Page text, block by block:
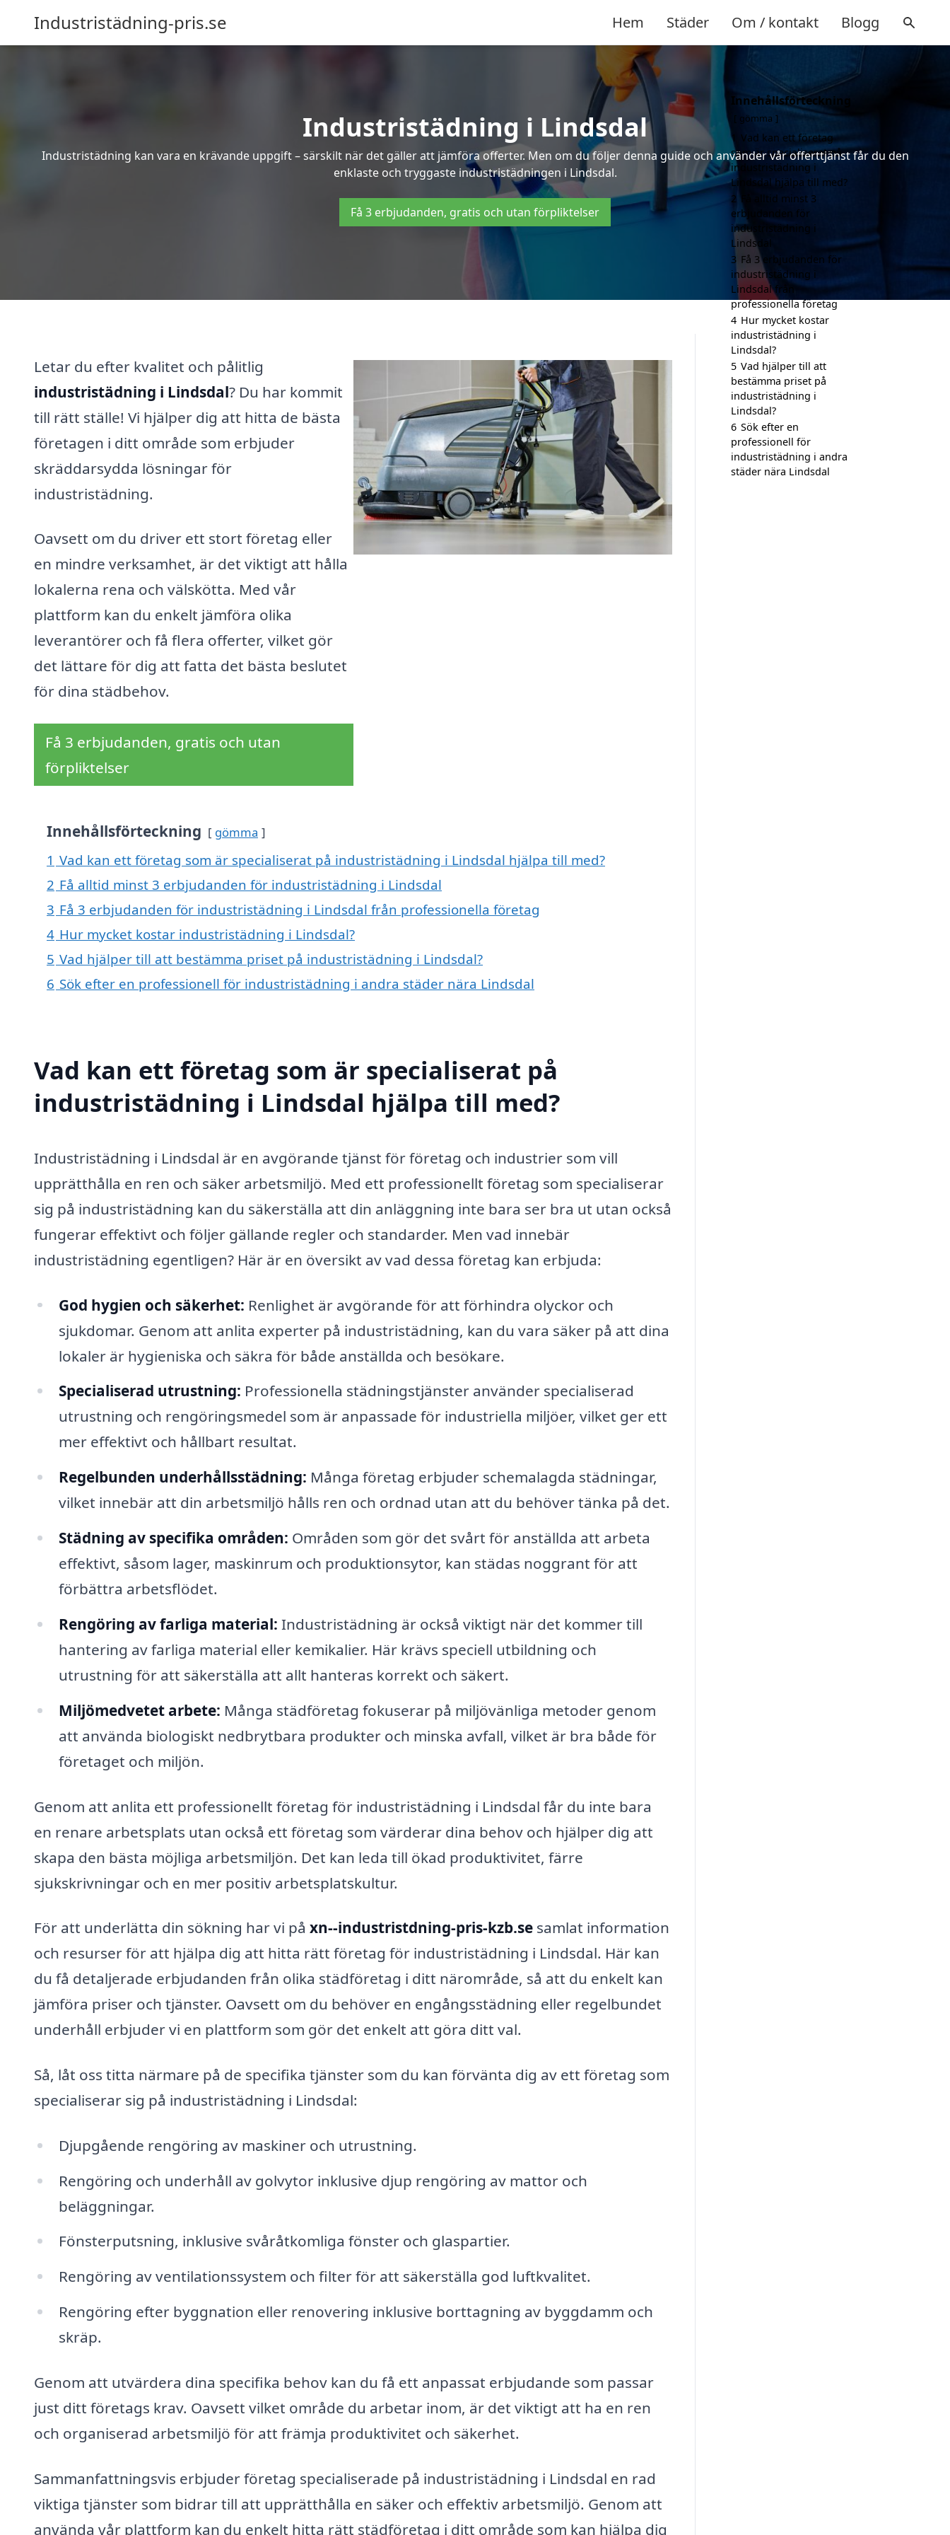
Industristädning-pris.se Hem Städer Om / kontakt Blogg
Industristädning i Lindsdal
Industristädning kan vara en krävande uppgift – särskilt när det gäller att jämföra offerter. Men om du följer denna guide och använder vår offerttjänst får du den
enklaste och tryggaste industristädningen i Lindsdal.
Få 3 erbjudanden, gratis och utan förpliktelser
Letar du efter kvalitet och pålitlig
industristädning i Lindsdal? Du har kommit
till rätt ställe! Vi hjälper dig att hitta de bästa
företagen i ditt område som erbjuder
skräddarsydda lösningar för
industristädning.
Oavsett om du driver ett stort företag eller
en mindre verksamhet, är det viktigt att hålla
lokalerna rena och välskötta. Med vår
plattform kan du enkelt jämföra olika
leverantörer och få flera offerter, vilket gör
det lättare för dig att fatta det bästa beslutet
för dina städbehov.
Få 3 erbjudanden, gratis och utan
förpliktelser
Innehållsförteckning gömma
1 Vad kan ett företag som är specialiserat på industristädning i Lindsdal hjälpa till med?
2 Få alltid minst 3 erbjudanden för industristädning i Lindsdal
3 Få 3 erbjudanden för industristädning i Lindsdal från professionella företag
4 Hur mycket kostar industristädning i Lindsdal?
5 Vad hjälper till att bestämma priset på industristädning i Lindsdal?
6 Sök efter en professionell för industristädning i andra städer nära Lindsdal
Vad kan ett företag som är specialiserat på
industristädning i Lindsdal hjälpa till med?
Industristädning i Lindsdal är en avgörande tjänst för företag och industrier som vill
upprätthålla en ren och säker arbetsmiljö. Med ett professionellt företag som specialiserar
sig på industristädning kan du säkerställa att din anläggning inte bara ser bra ut utan också
fungerar effektivt och följer gällande regler och standarder. Men vad innebär
industristädning egentligen? Här är en översikt av vad dessa företag kan erbjuda:
God hygien och säkerhet: Renlighet är avgörande för att förhindra olyckor och
sjukdomar. Genom att anlita experter på industristädning, kan du vara säker på att dina
lokaler är hygieniska och säkra för både anställda och besökare.
Specialiserad utrustning: Professionella städningstjänster använder specialiserad
utrustning och rengöringsmedel som är anpassade för industriella miljöer, vilket ger ett
mer effektivt och hållbart resultat.
Regelbunden underhållsstädning: Många företag erbjuder schemalagda städningar,
vilket innebär att din arbetsmiljö hålls ren och ordnad utan att du behöver tänka på det.
Städning av specifika områden: Områden som gör det svårt för anställda att arbeta
effektivt, såsom lager, maskinrum och produktionsytor, kan städas noggrant för att
förbättra arbetsflödet.
Rengöring av farliga material: Industristädning är också viktigt när det kommer till
hantering av farliga material eller kemikalier. Här krävs speciell utbildning och
utrustning för att säkerställa att allt hanteras korrekt och säkert.
Miljömedvetet arbete: Många städföretag fokuserar på miljövänliga metoder genom
att använda biologiskt nedbrytbara produkter och minska avfall, vilket är bra både för
företaget och miljön.
Genom att anlita ett professionellt företag för industristädning i Lindsdal får du inte bara
en renare arbetsplats utan också ett företag som värderar dina behov och hjälper dig att
skapa den bästa möjliga arbetsmiljön. Det kan leda till ökad produktivitet, färre
sjukskrivningar och en mer positiv arbetsplatskultur.
För att underlätta din sökning har vi på xn--industristdning-pris-kzb.se samlat information
och resurser för att hjälpa dig att hitta rätt företag för industristädning i Lindsdal. Här kan
du få detaljerade erbjudanden från olika städföretag i ditt närområde, så att du enkelt kan
jämföra priser och tjänster. Oavsett om du behöver en engångsstädning eller regelbundet
underhåll erbjuder vi en plattform som gör det enkelt att göra ditt val.
Så, låt oss titta närmare på de specifika tjänster som du kan förvänta dig av ett företag som
specialiserar sig på industristädning i Lindsdal:
Djupgående rengöring av maskiner och utrustning.
Rengöring och underhåll av golvytor inklusive djup rengöring av mattor och
beläggningar.
Fönsterputsning, inklusive svåråtkomliga fönster och glaspartier.
Rengöring av ventilationssystem och filter för att säkerställa god luftkvalitet.
Rengöring efter byggnation eller renovering inklusive borttagning av byggdamm och
skräp.
Genom att utvärdera dina specifika behov kan du få ett anpassat erbjudande som passar
just ditt företags krav. Oavsett vilket område du arbetar inom, är det viktigt att ha en ren
och organiserad arbetsmiljö för att främja produktivitet och säkerhet.
Sammanfattningsvis erbjuder företag specialiserade på industristädning i Lindsdal en rad
viktiga tjänster som bidrar till att upprätthålla en säker och effektiv arbetsmiljö. Genom att
använda vår plattform kan du enkelt hitta rätt städföretag i ditt område som kan hjälpa dig
Innehållsförteckning
gömma
1 Vad kan ett företag
som är specialiserat på
industristädning i
Lindsdal hjälpa till med?
2 Få alltid minst 3
erbjudanden för
industristädning i
Lindsdal
3 Få 3 erbjudanden för
industristädning i
Lindsdal från
professionella företag
4 Hur mycket kostar
industristädning i
Lindsdal?
5 Vad hjälper till att
bestämma priset på
industristädning i
Lindsdal?
6 Sök efter en
professionell för
industristädning i andra
städer nära Lindsdal